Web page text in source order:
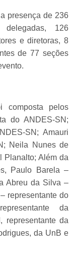
presença de 236
126
e diretoras, 8
de 77 seções
composta pelos
do ANDES-SN;
SN; Amauri
Neila Nunes de
Planalto; Além da
Paulo Barela –
Abreu da Silva –
representante do
da
representante da
da UnB e